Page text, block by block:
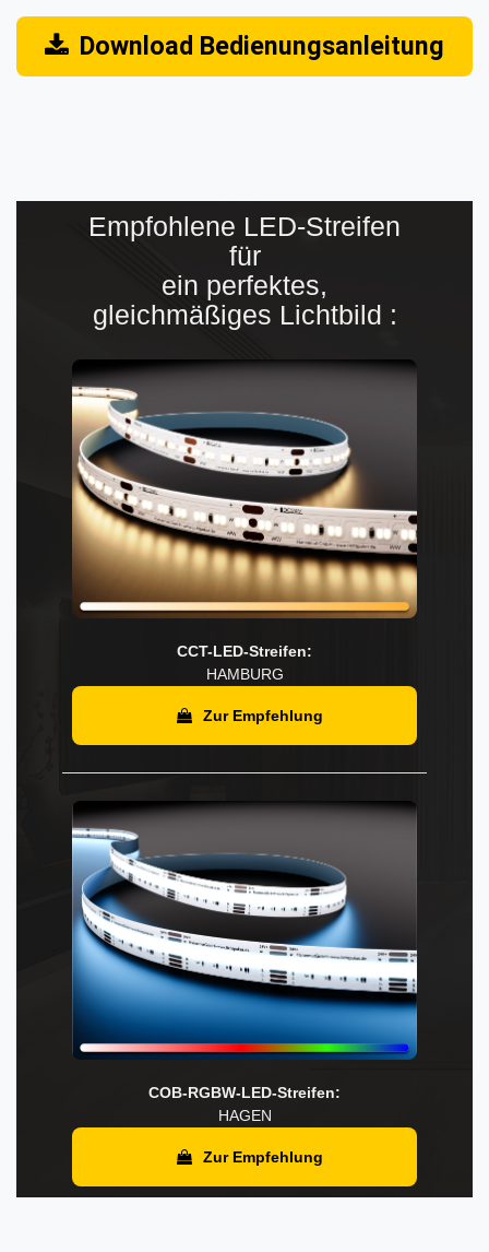
Download Bedienungsanleitung
Empfohlene LED-Streifen
für
ein perfektes,
gleichmäßiges Lichtbild :
CCT-LED-Streifen:
HAMBURG
Zur Empfehlung
COB-RGBW-LED-Streifen:
HAGEN
Zur Empfehlung